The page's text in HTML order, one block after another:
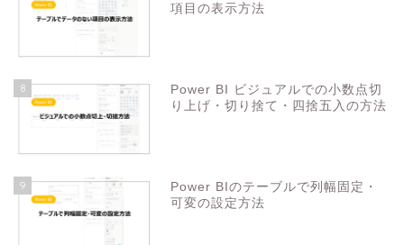
項目の表示方法
8
Power BI ビジュアルでの小数点切
り上げ・切り捨て・四捨五入の方法
9
Power BIのテーブルで列幅固定・
可変の設定方法